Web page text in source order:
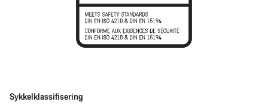
Sykkelklassifisering